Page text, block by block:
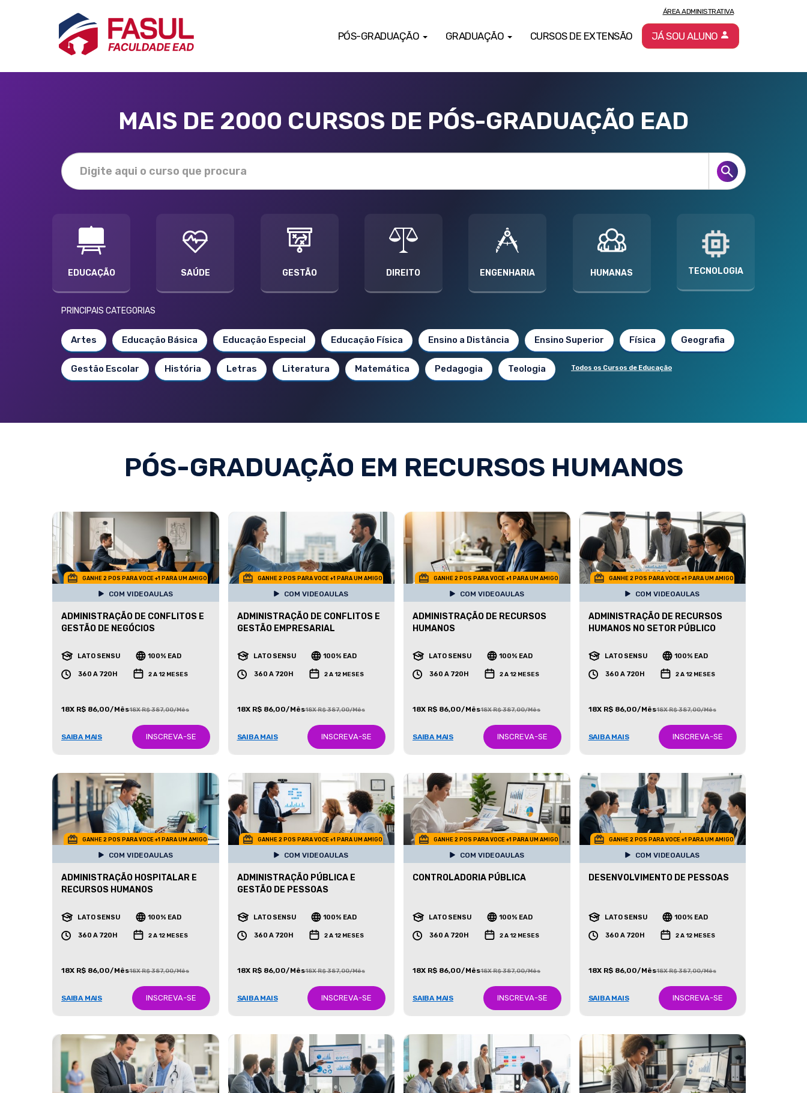
PÓS-GRADUAÇÃO GRADUAÇÃO CURSOS DE EXTENSÃO
ÁREA ADMINISTRATIVA
JÁ SOU ALUNO
MAIS DE 2000 CURSOS DE PÓS-GRADUAÇÃO EAD
EDUCAÇÃO SAÚDE GESTÃO DIREITO ENGENHARIA HUMANAS TECNOLOGIA
PRINCIPAIS CATEGORIAS
Artes Educação Básica Educação Especial Educação Física Ensino a Distância Ensino Superior Física Geografia
Gestão Escolar História Letras Literatura Matemática Pedagogia Teologia Todos os Cursos de Educação
PÓS-GRADUAÇÃO EM RECURSOS HUMANOS
GANHE 2 POS PARA VOCE +1 PARA UM AMIGO
COM VIDEOAULAS
ADMINISTRAÇÃO DE CONFLITOS E
GESTÃO DE NEGÓCIOS
LATO SENSU 100% EAD
360 A 720H 2 A 12 MESES
18X R$ 86,00/Mês18X R$ 387,00/Mês
SAIBA MAIS INSCREVA-SE
GANHE 2 POS PARA VOCE +1 PARA UM AMIGO
COM VIDEOAULAS
ADMINISTRAÇÃO DE CONFLITOS E
GESTÃO EMPRESARIAL
LATO SENSU 100% EAD
360 A 720H 2 A 12 MESES
18X R$ 86,00/Mês18X R$ 387,00/Mês
SAIBA MAIS INSCREVA-SE
GANHE 2 POS PARA VOCE +1 PARA UM AMIGO
COM VIDEOAULAS
ADMINISTRAÇÃO DE RECURSOS
HUMANOS
LATO SENSU 100% EAD
360 A 720H 2 A 12 MESES
18X R$ 86,00/Mês18X R$ 387,00/Mês
SAIBA MAIS INSCREVA-SE
GANHE 2 POS PARA VOCE +1 PARA UM AMIGO
COM VIDEOAULAS
ADMINISTRAÇÃO DE RECURSOS
HUMANOS NO SETOR PÚBLICO
LATO SENSU 100% EAD
360 A 720H 2 A 12 MESES
18X R$ 86,00/Mês18X R$ 387,00/Mês
SAIBA MAIS INSCREVA-SE
GANHE 2 POS PARA VOCE +1 PARA UM AMIGO
COM VIDEOAULAS
ADMINISTRAÇÃO HOSPITALAR E
RECURSOS HUMANOS
LATO SENSU 100% EAD
360 A 720H 2 A 12 MESES
18X R$ 86,00/Mês18X R$ 387,00/Mês
SAIBA MAIS INSCREVA-SE
GANHE 2 POS PARA VOCE +1 PARA UM AMIGO
COM VIDEOAULAS
ADMINISTRAÇÃO PÚBLICA E
GESTÃO DE PESSOAS
LATO SENSU 100% EAD
360 A 720H 2 A 12 MESES
18X R$ 86,00/Mês18X R$ 387,00/Mês
SAIBA MAIS INSCREVA-SE
GANHE 2 POS PARA VOCE +1 PARA UM AMIGO
COM VIDEOAULAS
CONTROLADORIA PÚBLICA
LATO SENSU 100% EAD
360 A 720H 2 A 12 MESES
18X R$ 86,00/Mês18X R$ 387,00/Mês
SAIBA MAIS INSCREVA-SE
GANHE 2 POS PARA VOCE +1 PARA UM AMIGO
COM VIDEOAULAS
DESENVOLVIMENTO DE PESSOAS
LATO SENSU 100% EAD
360 A 720H 2 A 12 MESES
18X R$ 86,00/Mês18X R$ 387,00/Mês
SAIBA MAIS INSCREVA-SE